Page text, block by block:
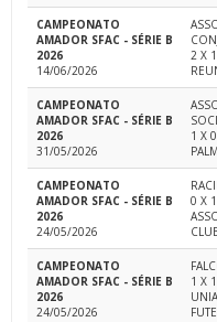
CAMPEONATO
AMADOR SFAC - SÉRIE B
2026
14/06/2026
2 X 1
CAMPEONATO
AMADOR SFAC - SÉRIE B
2026
31/05/2026
1 X 0
CAMPEONATO
AMADOR SFAC - SÉRIE B
2026
24/05/2026
0 X 1
CAMPEONATO
AMADOR SFAC - SÉRIE B
2026
24/05/2026
1 X 1